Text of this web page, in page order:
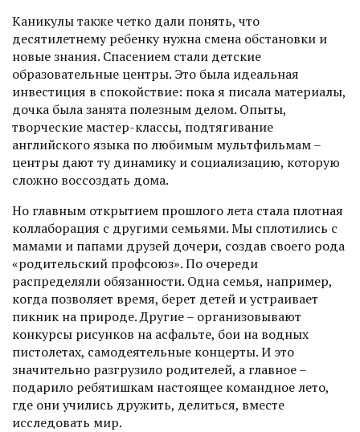
Каникулы также четко дали понять, что
десятилетнему ребенку нужна смена обстановки и
новые знания. Спасением стали детские
образовательные центры. Это была идеальная
инвестиция в спокойствие: пока я писала материалы,
дочка была занята полезным делом. Опыты,
творческие мастер-классы, подтягивание
английского языка по любимым мультфильмам –
центры дают ту динамику и социализацию, которую
сложно воссоздать дома.
Но главным открытием прошлого лета стала плотная
коллаборация с другими семьями. Мы сплотились с
мамами и папами друзей дочери, создав своего рода
«родительский профсоюз». По очереди
распределяли обязанности. Одна семья, например,
когда позволяет время, берет детей и устраивает
пикник на природе. Другие – организовывают
конкурсы рисунков на асфальте, бои на водных
пистолетах, самодеятельные концерты. И это
значительно разгрузило родителей, а главное –
подарило ребятишкам настоящее командное лето,
где они учились дружить, делиться, вместе
исследовать мир.